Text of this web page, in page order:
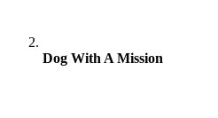
Dog With A Mission